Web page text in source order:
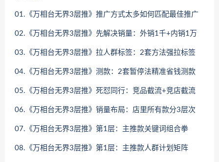
01.《万相台无界3层推》推广方式太多如何匹配最佳推广
02.《万相台无界3层推》先解决销量：外销1千+内销1万
03.《万相台无界3层推》拉人群标签：2套方法强拉标签
04.《万相台无界3层推》测款：2套暂停法精准省钱测款
05.《万相台无界3层推》死怼同行：竞品截流+竞店截流
06.《万相台无界3层推》销量布局：店里所有款分3层次
07.《万相台无界3层推》第1层：主推款关键词组合拳
08.《万相台无界3层推》第1层：主推款人群计划矩阵